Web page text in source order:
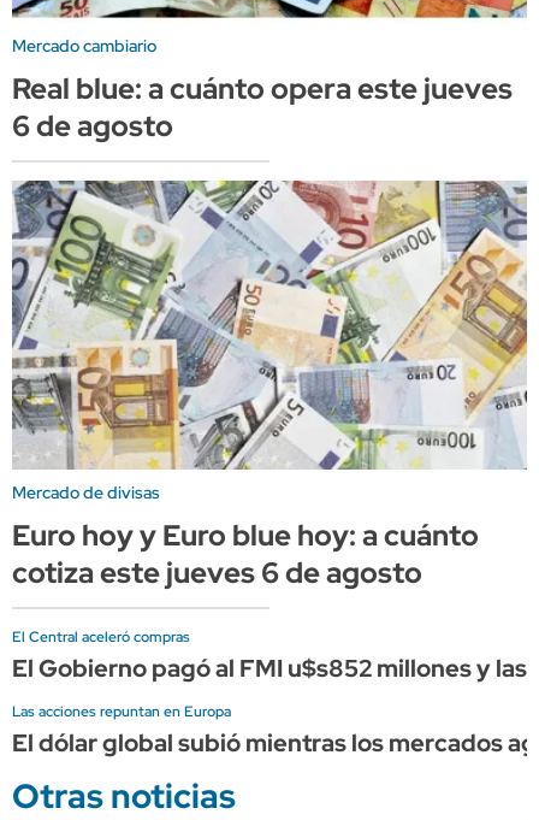
Mercado cambiario
Real blue: a cuánto opera este jueves
6 de agosto
Mercado de divisas
Euro hoy y Euro blue hoy: a cuánto
cotiza este jueves 6 de agosto
El Central aceleró compras
El Gobierno pagó al FMI u$s852 millones y
Las acciones repuntan en Europa
El dólar global subió mientras los mercados
Otras noticias